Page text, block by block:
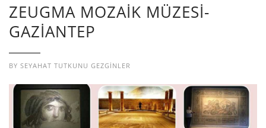
ZEUGMA MOZAİK MÜZESİ-
GAZİANTEP
BY SEYAHAT TUTKUNU GEZGINLER